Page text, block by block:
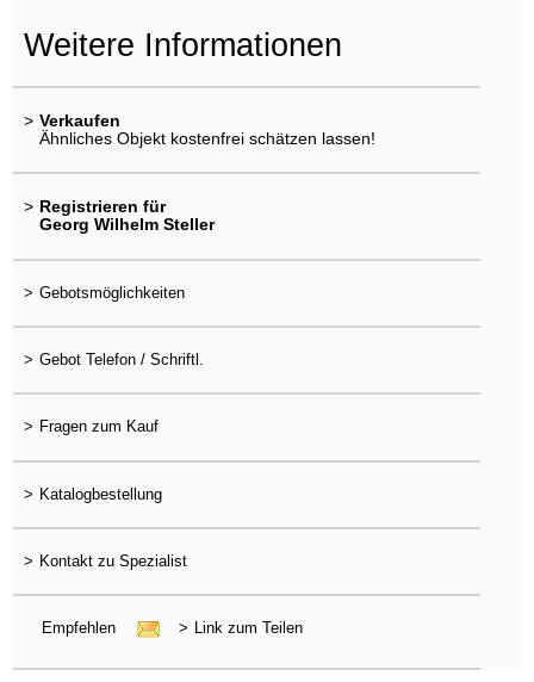
Weitere Informationen
> Verkaufen
Ähnliches Objekt kostenfrei schätzen lassen!
> Registrieren für
Georg Wilhelm Steller
> Gebotsmöglichkeiten
> Gebot Telefon / Schriftl.
> Fragen zum Kauf
> Katalogbestellung
> Kontakt zu Spezialist
Empfehlen > Link zum Teilen